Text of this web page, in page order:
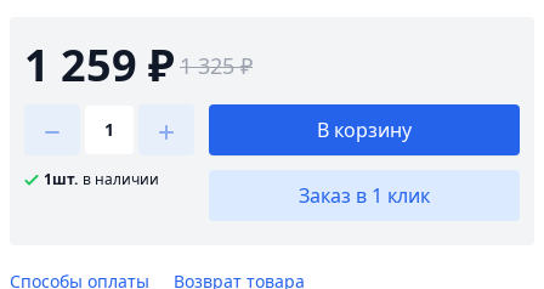
1 259 ₽ 1 325 ₽
1шт. в наличии
В корзину
Заказ в 1 клик
Способы оплаты Возврат товара